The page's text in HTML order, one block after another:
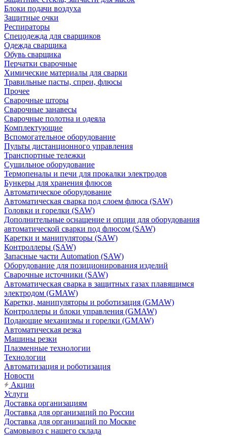
Блоки подачи воздуха
Защитные очки
Респираторы
Спецодежда для сварщиков
Одежда сварщика
Обувь сварщика
Перчатки сварочные
Химические материалы для сварки
Травильные пасты, спреи, флюсы
Прочее
Сварочные шторы
Сварочные занавесы
Сварочные полотна и одеяла
Комплектующие
Вспомогательное оборудование
Пульты дистанционного управления
Транспортные тележки
Сушильное оборудование
Термопеналы и печи для прокалки электродов
Бункеры для хранения флюсов
Автоматическое оборудование
Автоматическая сварка под слоем флюса (SAW)
Головки и горелки (SAW)
Дополнительные оснащение и опции для оборудования
автоматической сварки под флюсом (SAW)
Каретки и манипуляторы (SAW)
Контроллеры (SAW)
Запасные части Automation (SAW)
Оборудование для позиционирования изделий
Сварочные источники (SAW)
Автоматическая сварка в защитных газах плавящимся
электродом (GMAW)
Каретки, манипуляторы и роботизация (GMAW)
Контроллеры и блоки управления (GMAW)
Подающие механизмы и горелки (GMAW)
Автоматическая резка
Машины резки
Плазменные технологии
Технологии
Автоматизация и роботизация
Новости
Акции
Услуги
Доставка организациям
Доставка для организаций по России
Доставка для организаций по Москве
Самовывоз с нашего склада